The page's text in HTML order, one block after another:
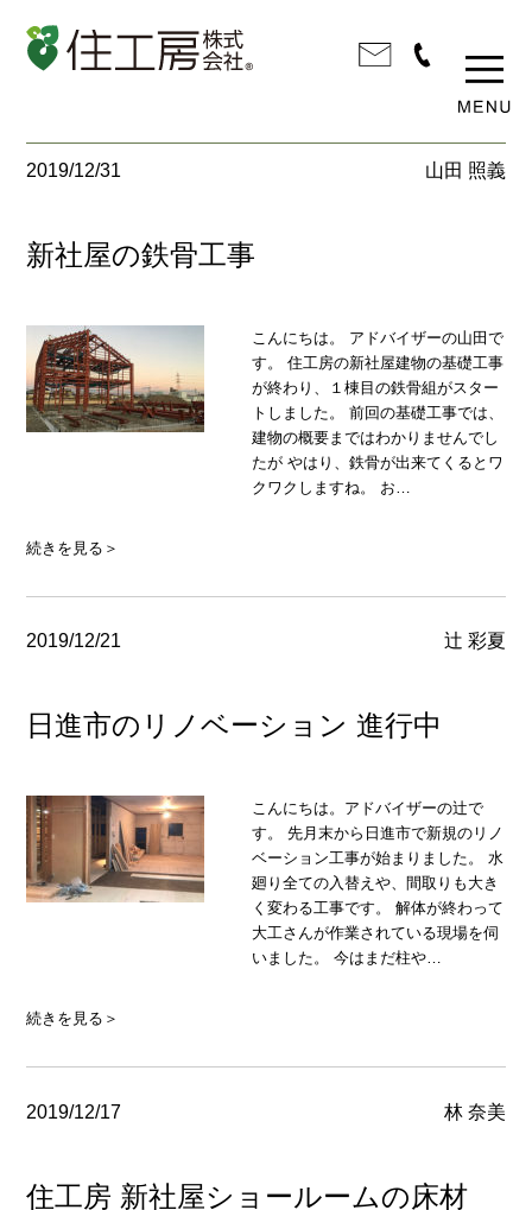
2019/12/31 山田 照義
新社屋の鉄骨工事
こんにちは。 アドバイザーの山田で
す。 住工房の新社屋建物の基礎工事
が終わり、１棟目の鉄骨組がスター
トしました。 前回の基礎工事では、
建物の概要まではわかりませんでし
たが やはり、鉄骨が出来てくるとワ
クワクしますね。 お…
続きを見る＞
2019/12/21 辻 彩夏
日進市のリノベーション 進行中
こんにちは。アドバイザーの辻で
す。 先月末から日進市で新規のリノ
ベーション工事が始まりました。 水
廻り全ての入替えや、間取りも大き
く変わる工事です。 解体が終わって
大工さんが作業されている現場を伺
いました。 今はまだ柱や…
続きを見る＞
2019/12/17 林 奈美
住工房 新社屋ショールームの床材